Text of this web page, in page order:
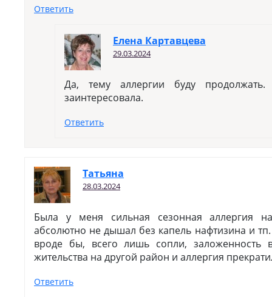
Ответить
Елена Картавцева
29.03.2024
Да, тему аллергии буду
заинтересовала.
Ответить
Татьяна
28.03.2024
Была у меня сильная сезонная аллергия
абсолютно не дышал без капель нафтизина и тп.
вроде бы, всего лишь сопли, заложенность
жительства на другой район и аллергия
Ответить